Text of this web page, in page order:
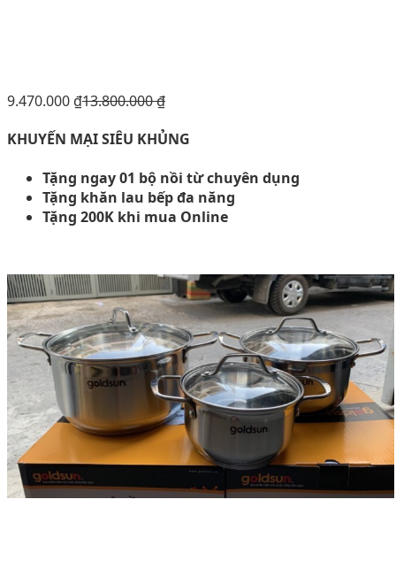
9.470.000 ₫13.800.000₫
KHUYẾN MẠI SIÊU KHỦNG
Tặng ngay 01 bộ nồi từ chuyên dụng
Tặng khăn lau bếp đa năng
Tặng 200K khi mua Online